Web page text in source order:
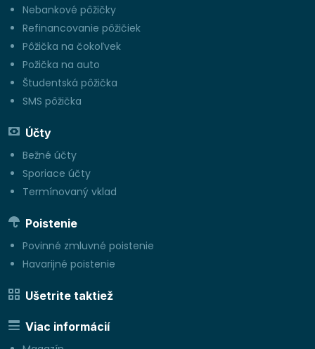
Nebankové pôžičky
Refinancovanie pôžičiek
Pôžička na čokoľvek
Požička na auto
Študentská pôžička
SMS pôžička
Účty
Bežné účty
Sporiace účty
Termínovaný vklad
Poistenie
Povinné zmluvné poistenie
Havarijné poistenie
Ušetrite taktiež
Viac informácií